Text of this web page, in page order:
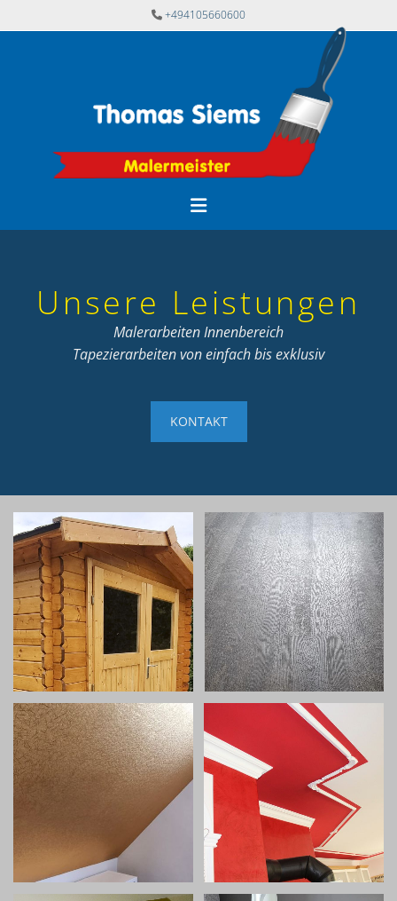
 +494105660600
Unsere Leistungen
Malerarbeiten Innenbereich
Tapezierarbeiten von einfach bis exklusiv
KONTAKT